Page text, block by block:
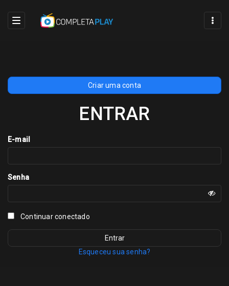
Criar uma conta
ENTRAR
E-mail
Senha
Continuar conectado
Esqueceu sua senha?